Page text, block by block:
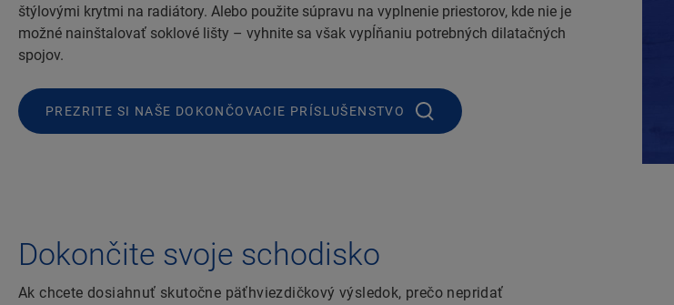
štýlovými krytmi na radiátory. Alebo použite súpravu na vyplnenie priestorov, kde nie je
možné nainštalovať soklové lišty – vyhnite sa však vypĺňaniu potrebných dilatačných
spojov.
PREZRITE SI NAŠE DOKONČOVACIE PRÍSLUŠENSTVO
Dokončite svoje schodisko
Ak chcete dosiahnuť skutočne päťhviezdičkový výsledok, prečo nepridať